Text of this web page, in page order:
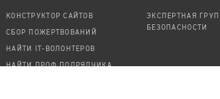
КОНСТРУКТОР САЙТОВ
СБОР ПОЖЕРТВОВАНИЙ
НАЙТИ IT-ВОЛОНТЕРОВ
НАЙТИ ПРОФ.ПОДРЯДЧИКА
ЭКСПЕРТНАЯ
БЕЗОПАСНОСТИ